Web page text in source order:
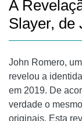
A
Slayer, de
John Romero,
revelou a
em 2019. De
verdade o
originais. Esta